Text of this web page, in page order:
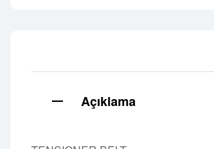
Açıklama